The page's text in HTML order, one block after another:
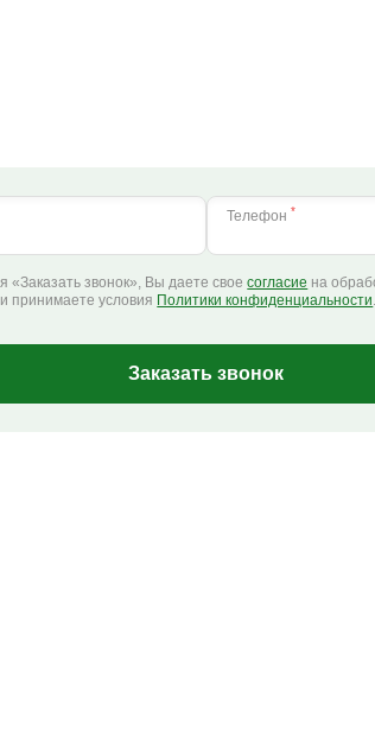
Телефон *
«Заказать звонок», Вы даете своесогласие на
принимаете условия Политики конфиденциальности.
Заказать звонок